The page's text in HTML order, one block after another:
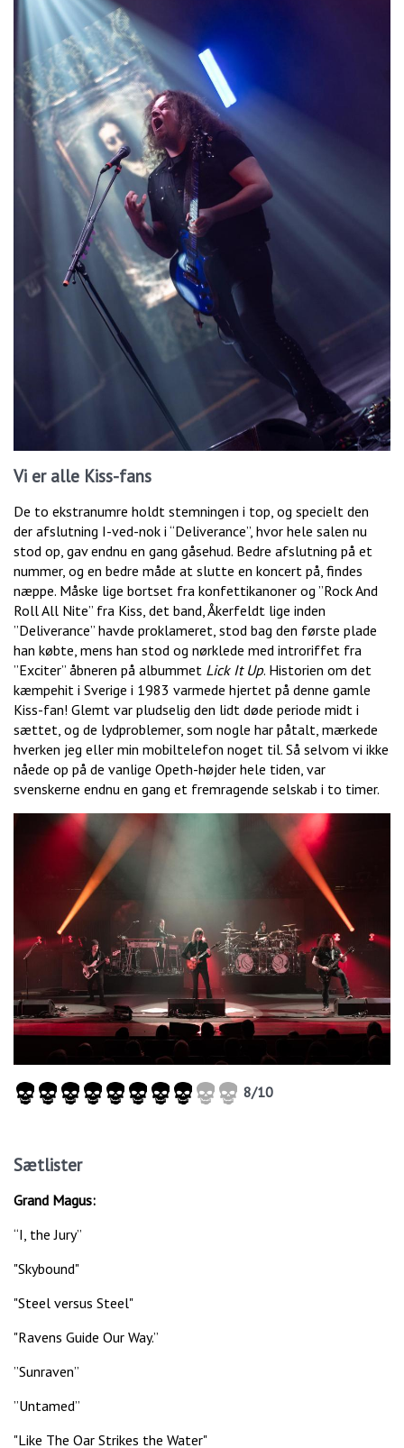
Vi er alle Kiss-fans
De to ekstranumre holdt stemningen i top, og specielt den
der afslutning I-ved-nok i “Deliverance”, hvor hele salen nu
stod op, gav endnu en gang gåsehud. Bedre afslutning på et
nummer, og en bedre måde at slutte en koncert på, findes
næppe. Måske lige bortset fra konfettikanoner og ”Rock And
Roll All Nite” fra Kiss, det band, Åkerfeldt lige inden
”Deliverance” havde proklameret, stod bag den første plade
han købte, mens han stod og nørklede med introriffet fra
”Exciter” åbneren på albummet Lick It Up. Historien om det
kæmpehit i Sverige i 1983 varmede hjertet på denne gamle
Kiss-fan! Glemt var pludselig den lidt døde periode midt i
sættet, og de lydproblemer, som nogle har påtalt, mærkede
hverken jeg eller min mobiltelefon noget til. Så selvom vi ikke
nåede op på de vanlige Opeth-højder hele tiden, var
svenskerne endnu en gang et fremragende selskab i to timer.
8/10
Sætlister
Grand Magus:
“I, the Jury”
"Skybound"
"Steel versus Steel"
"Ravens Guide Our Way.”
”Sunraven”
”Untamed”
"Like The Oar Strikes the Water"